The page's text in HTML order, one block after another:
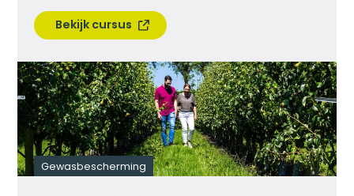
Bekijk cursus
Gewasbescherming